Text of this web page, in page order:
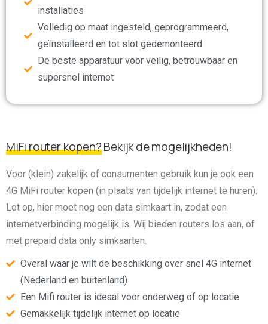
installaties
Volledig op maat ingesteld, geprogrammeerd,
geïnstalleerd en tot slot gedemonteerd
De beste apparatuur voor veilig, betrouwbaar en
supersnel internet
MiFi router kopen?Bekijk de mogelijkheden!
Voor (klein) zakelijk of consumenten gebruik kun je ook een
4G MiFi router kopen (in plaats van tijdelijk internet te huren).
Let op, hier moet nog een data simkaart in, zodat een
internetverbinding mogelijk is. Wij bieden routers los aan, of
met prepaid data only simkaarten.
Overal waar je wilt de beschikking over snel 4G internet
(Nederland en buitenland)
Een Mifi router is ideaal voor onderweg of op locatie
Gemakkelijk tijdelijk internet op locatie